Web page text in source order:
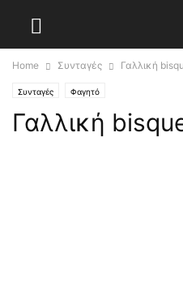
Home Συνταγές Γαλλική
Συνταγές Φαγητό
Γαλλική